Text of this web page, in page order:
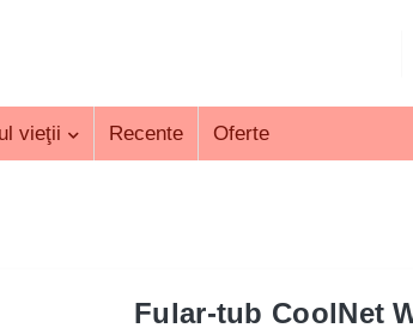
vieţii Recente Oferte
Fular-tub CoolNet